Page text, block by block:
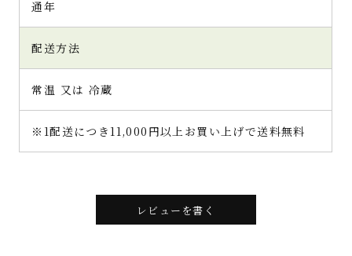
通年
配送方法
常温 又は 冷蔵
※1配送につき11,000円以上お買い上げで送料無料
レビューを書く